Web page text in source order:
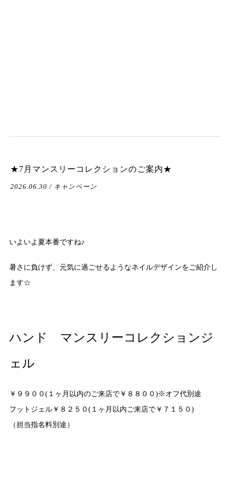
★7月マンスリーコレクションのご案内★
2026.06.30 / キャンペーン
いよいよ夏本番ですね♪
暑さに負けず、元気に過ごせるようなネイルデザインをご紹介し
ます☆
ハンド マンスリーコレクションジ
ェル
￥９９００(１ヶ月以内のご来店で￥８８００)※オフ代別途
フットジェル￥８２５０(１ヶ月以内ご来店で￥７１５０)
（担当指名料別途）